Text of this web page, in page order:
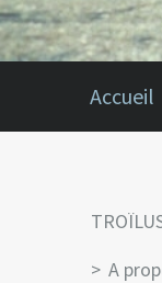
Accueil
A